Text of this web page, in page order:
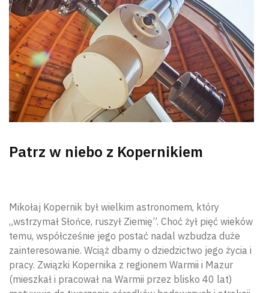
Patrz w niebo z Kopernikiem
Mikołaj Kopernik był wielkim astronomem, który
„wstrzymał Słońce, ruszył Ziemię”. Choć żył pięć wieków
temu, współcześnie jego postać nadal wzbudza duże
zainteresowanie. Wciąż dbamy o dziedzictwo jego życia i
pracy. Związki Kopernika z regionem Warmii i Mazur
(mieszkał i pracował na Warmii przez blisko 40 lat)